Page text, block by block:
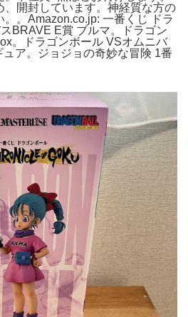
、開封しています。神経質な方の
。。Amazon.co.jp: 一番くじ ドラ
BRAVE E賞 ブルマ。ドラゴン
。ドラゴンボール VSオムニバ
ア。ジョジョの奇妙な冒険 1番